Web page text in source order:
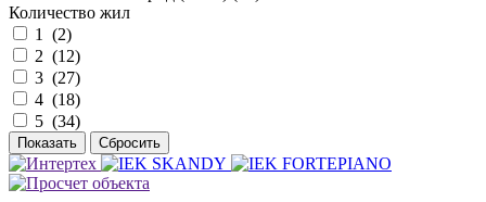
Количество жил
1 (2)
2 (12)
3 (27)
4 (18)
5 (34)